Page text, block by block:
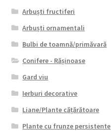
Arbuști fructiferi
Arbuști ornamentali
Bulbi de toamnă/primăvară
Conifere - Rășinoase
Gard viu
Ierburi decorative
Liane/Plante cățărătoare
Plante cu frunze persistente